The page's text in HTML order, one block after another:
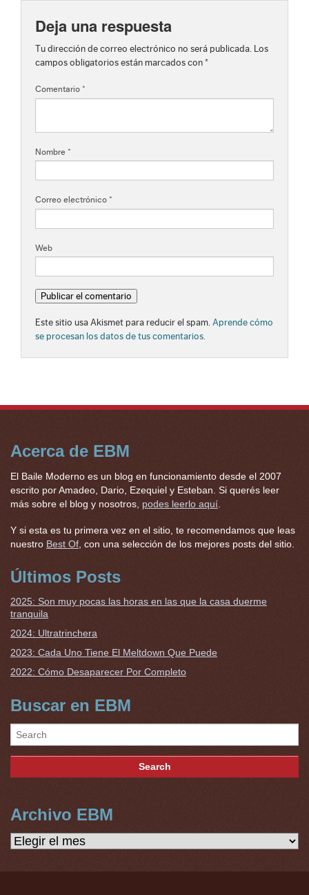
Deja una respuesta
Tu dirección de correo electrónico no será publicada. Los
campos obligatorios están marcados con *
Comentario *
Nombre *
Correo electrónico *
Web
Este sitio usa Akismet para reducir el spam. Aprende cómo
se procesan los datos de tus comentarios.
Acerca de EBM
El Baile Moderno es un blog en funcionamiento desde el 2007
escrito por Amadeo, Dario, Ezequiel y Esteban. Si querés leer
más sobre el blog y nosotros, podes leerlo aquí
Y si esta es tu primera vez en el sitio, te recomendamos que leas
nuestro Best Of , con una selección de los mejores posts del sitio.
Últimos Posts
2025: Son muy pocas las horas en las que la casa duerme
tranquila
2024: Ultratrinchera
2023: Cada Uno Tiene El Meltdown Que Puede
2022: Cómo Desaparecer Por Completo
Buscar en EBM
Archivo EBM
Archivo
EBM